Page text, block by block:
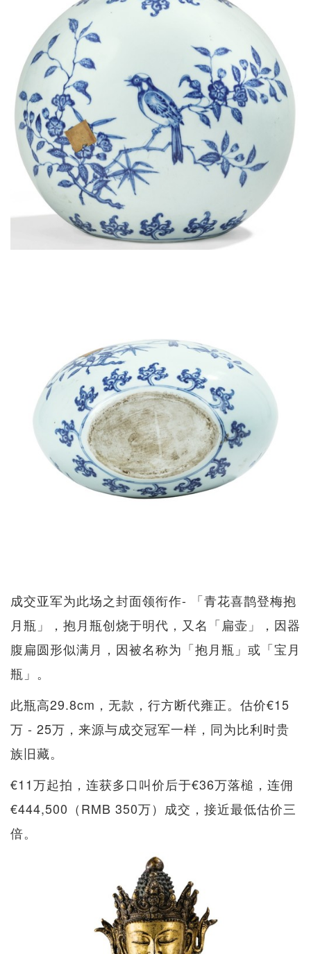
成交亚军为此场之封面领衔作- 「青花喜鹊登梅抱
月瓶」，抱月瓶创烧于明代，又名「扁壶」，因器
腹扁圆形似满月，因被名称为「抱月瓶」或「宝月
瓶」。
此瓶高29.8cm，无款，行方断代雍正。估价€15
万 - 25万，来源与成交冠军一样，同为比利时贵
族旧藏。
€11万起拍，连获多口叫价后于€36万落槌，连佣
€444,500（RMB 350万）成交，接近最低估价三
倍。